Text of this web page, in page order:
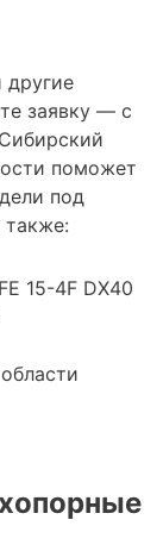
другие
заявку — с
поможет
под
также:
15-4F DX40